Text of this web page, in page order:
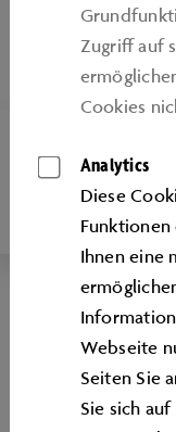
Zugriﬀ auf
Cookies
Analytics
Diese
Ihnen eine
Webseite
Seiten Sie
Sie sich